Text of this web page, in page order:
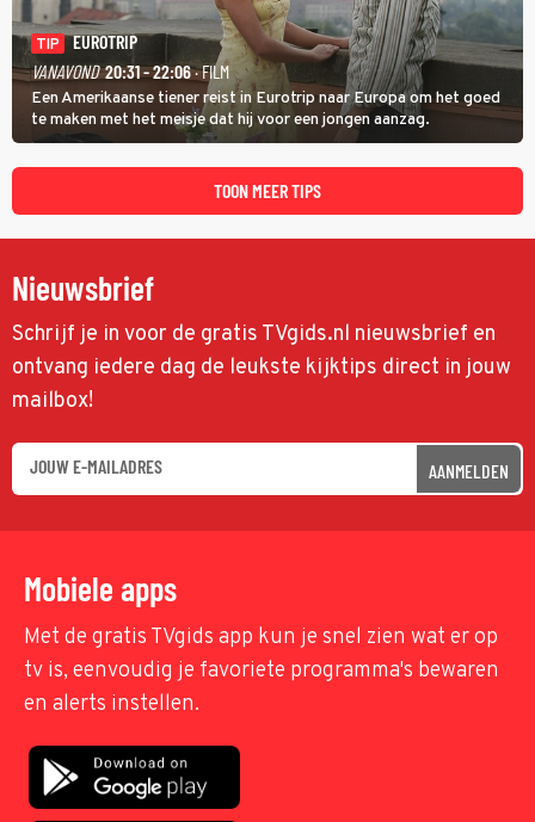
TIP
EUROTRIP
VANAVOND 20:31 - 22:06· FILM
Een Amerikaanse tiener reist in Eurotrip naar Europa om het goed
te maken met het meisje dat hij voor een jongen aanzag.
TOON MEER TIPS
Nieuwsbrief
Schrijf je in voor de gratis TVgids.nl nieuwsbrief en
ontvang iedere dag de leukste kijktips direct in jouw
mailbox!
AANMELDEN
Mobiele apps
Met de gratis TVgids app kun je snel zien wat er op
tv is, eenvoudig je favoriete programma's bewaren
en alerts instellen.